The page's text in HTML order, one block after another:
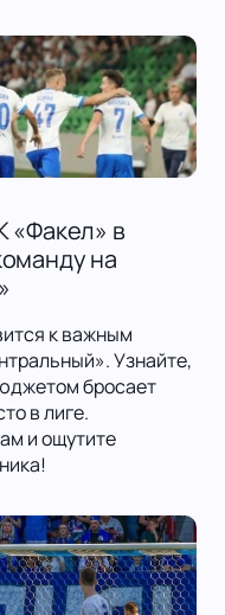
«Факел» в
на
к важным
Узнайте,
бросает
в лиге.
и ощутите